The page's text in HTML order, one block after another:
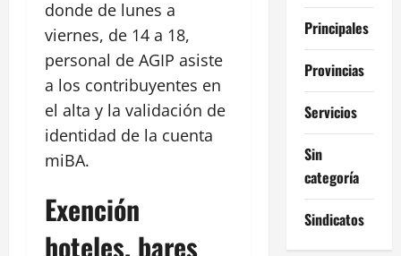
donde de lunes a
viernes, de 14 a 18,
personal de AGIP asiste
a los contribuyentes en
el alta y la validación de
identidad de la cuenta
miBA.
Exención
hoteles, bares
Principales
Provincias
Servicios
Sin
categoría
Sindicatos